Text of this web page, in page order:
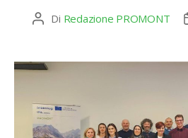
Autore
Di Redazione PROMONT